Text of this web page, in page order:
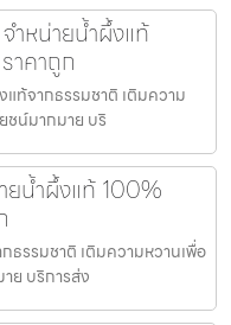
ำหน่ายน้ำผึ้งแท้
าคาถูก
ท้จากธรรมชาติ เติมความ
ชน์มากมาย บริ
ยน้ำผึ้งแท้ 100%
ธรรมชาติ เติมความหวานเพื่อ
ย บริการส่ง